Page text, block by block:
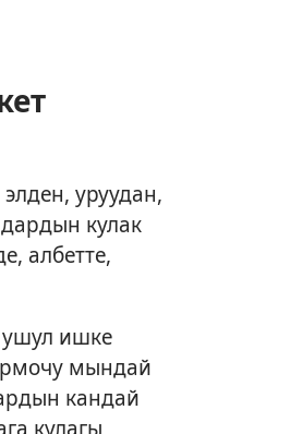
уруудан,
кулак
албетте,
ишке
мындай
кандай